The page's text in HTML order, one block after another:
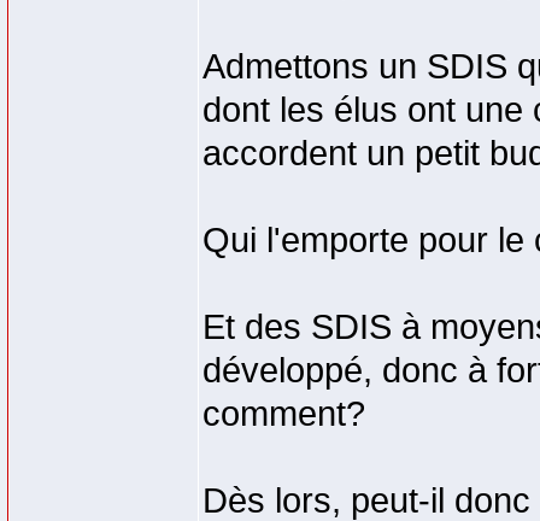
Admettons un SDIS
dont les élus ont une
accordent un petit
Qui l'emporte pour
Et des SDIS à
développé, donc à
comment?
Dès lors, peut-il